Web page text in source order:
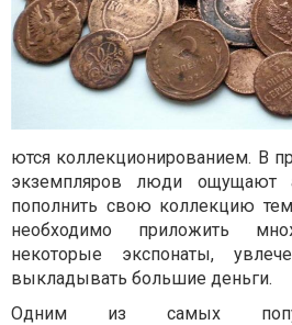
ются коллекционированием. В
экземпляров люди ощущают
пополнить свою коллекцию
необходимо приложить
некоторые экспонаты,
выкладывать большие деньги.
Одним из самых